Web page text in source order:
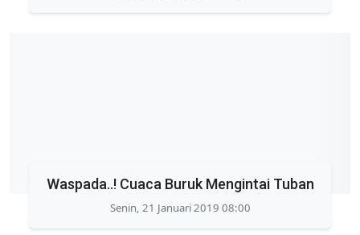
Waspada..! Cuaca Buruk Mengintai Tuban
Senin, 21 Januari 2019 08:00